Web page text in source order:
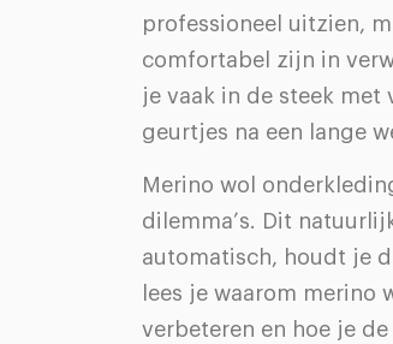
professioneel uitzien,
comfortabel zijn in
je vaak in de steek
geurtjes na een lange
Merino wol
dilemma’s. Dit
automatisch, houdt je
lees je waarom merino
verbeteren en hoe je